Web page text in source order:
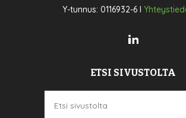
Y-tunnus: 0116932-6 I
ETSI SIVUSTOLTA